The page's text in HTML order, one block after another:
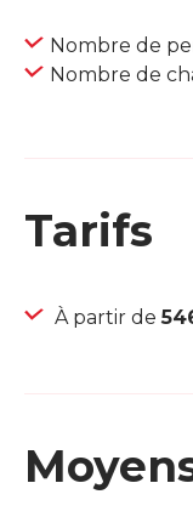
Nombre de
Nombre de
Tarifs
À partir de